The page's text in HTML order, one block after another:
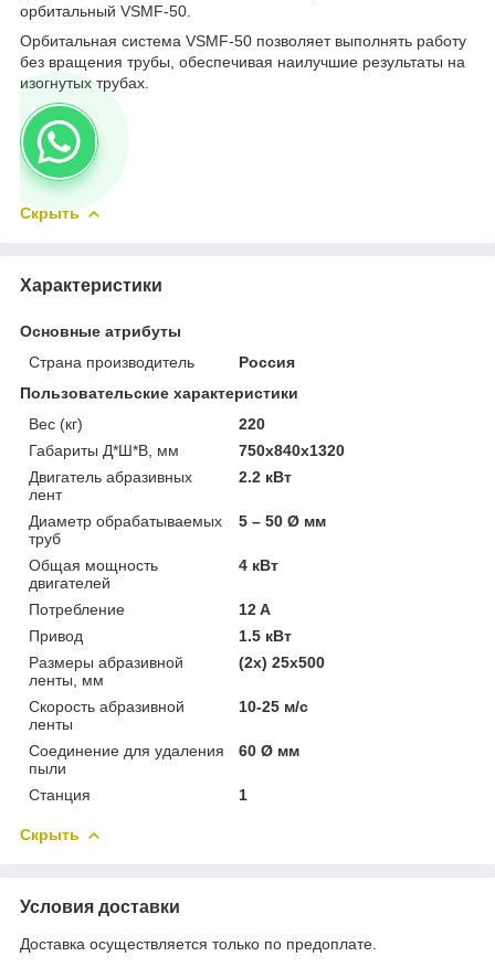
орбитальный VSMF-50.
Орбитальная система VSMF-50 позволяет выполнять работу
без вращения трубы, обеспечивая наилучшие результаты на
изогнутых трубах.
Скрыть
Характеристики
Основные атрибуты
Страна производитель
Россия
Пользовательские характеристики
Вес (кг)
220
Габариты Д*Ш*В, мм
750х840х1320
Двигатель абразивных
лент
2.2 кВт
Диаметр обрабатываемых
труб
5 – 50 Ø мм
Общая мощность
двигателей
4 кВт
Потребление
12 A
Привод
1.5 кВт
Размеры абразивной
ленты, мм
(2x) 25x500
Скорость абразивной
ленты
10-25 м/с
Соединение для удаления
пыли
60 Ø мм
Станция 1
Скрыть
Условия доставки
Доставка осуществляется только по предоплате.